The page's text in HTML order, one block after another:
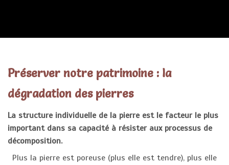
Préserver notre patrimoine : la
dégradation des pierres
La structure individuelle de la pierre est le facteur le plus
important dans sa capacité à résister aux processus de
décomposition.
Plus la pierre est poreuse (plus elle est tendre), plus elle